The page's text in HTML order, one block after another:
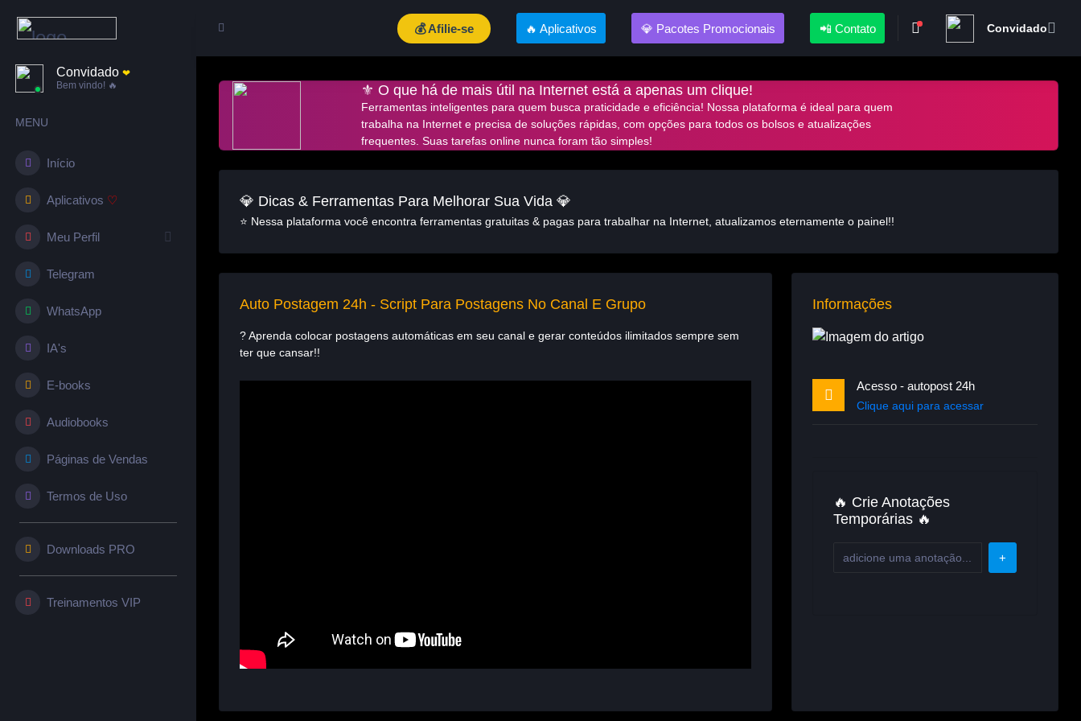
Convidado ❤︎
Bem vindo! 🔥
MENU
Início
Aplicativos ♡
Meu Perfil
Telegram
WhatsApp
IA's
E-books
Audiobooks
Páginas de Vendas
Termos de Uso
Downloads PRO
Treinamentos VIP
💰 Afilie-se 🔥 Aplicativos 💎 Pacotes Promocionais 📲 Contato Convidado
⚜️ O que há de mais útil na Internet está a apenas um clique!
Ferramentas inteligentes para quem busca praticidade e eficiência! Nossa plataforma é ideal para quem
trabalha na Internet e precisa de soluções rápidas, com opções para todos os bolsos e atualizações
frequentes. Suas tarefas online nunca foram tão simples!
💎 Dicas & Ferramentas Para Melhorar Sua Vida 💎
⭐ Nessa plataforma você encontra ferramentas gratuitas & pagas para trabalhar na Internet, atualizamos eternamente o painel!!
Auto Postagem 24h - Script Para Postagens No Canal E Grupo
? Aprenda colocar postagens automáticas em seu canal e gerar conteúdos ilimitados sempre sem
ter que cansar!!
Informações
Acesso - autopost 24h
Clique aqui para acessar
🔥 Crie Anotações
Temporárias 🔥
+